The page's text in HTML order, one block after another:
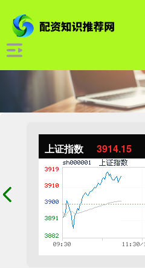
上证指数 3914.15